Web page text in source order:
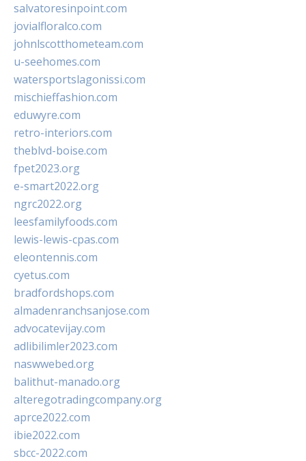
salvatoresinpoint.com
jovialfloralco.com
johnlscotthometeam.com
u-seehomes.com
watersportslagonissi.com
mischieffashion.com
eduwyre.com
retro-interiors.com
theblvd-boise.com
fpet2023.org
e-smart2022.org
ngrc2022.org
leesfamilyfoods.com
lewis-lewis-cpas.com
eleontennis.com
cyetus.com
bradfordshops.com
almadenranchsanjose.com
advocatevijay.com
adlibilimler2023.com
naswwebed.org
balithut-manado.org
alteregotradingcompany.org
aprce2022.com
ibie2022.com
sbcc-2022.com